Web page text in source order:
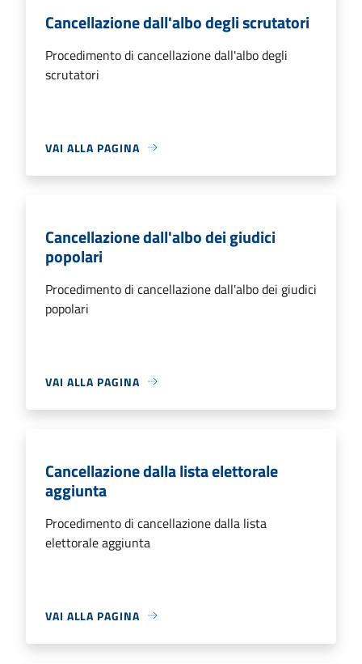
Cancellazione dall'albo degli scrutatori
Procedimento di cancellazione dall'albo degli
scrutatori
VAI ALLA PAGINA
Cancellazione dall'albo dei giudici
popolari
Procedimento di cancellazione dall'albo dei giudici
popolari
VAI ALLA PAGINA
Cancellazione dalla lista elettorale
aggiunta
Procedimento di cancellazione dalla lista
elettorale aggiunta
VAI ALLA PAGINA